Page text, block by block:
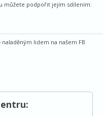
můžete podpořit jejím sdílením:
lidem na našem FB